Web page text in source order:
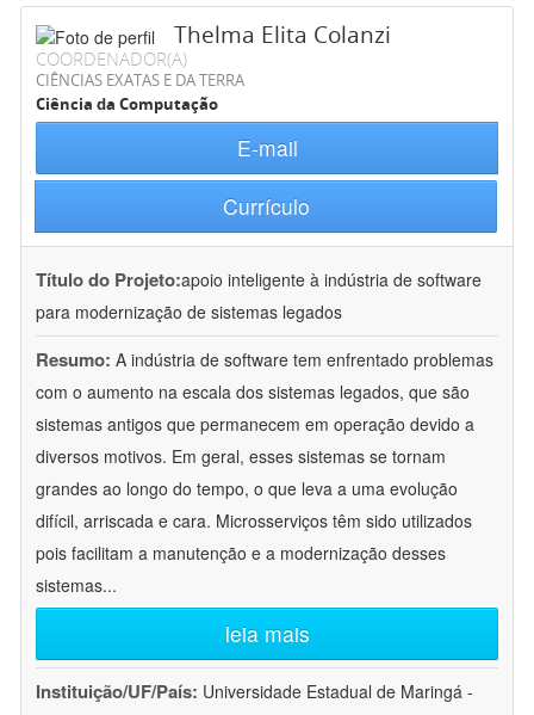
Thelma Elita Colanzi
COORDENADOR(A)
CIÊNCIAS EXATAS E DA TERRA
Ciência da Computação
E-mail
Currículo
Título do Projeto:apoio inteligente à indústria de software
para modernização de sistemas legados
Resumo: A indústria de software tem enfrentado problemas
com o aumento na escala dos sistemas legados, que são
sistemas antigos que permanecem em operação devido a
diversos motivos. Em geral, esses sistemas se tornam
grandes ao longo do tempo, o que leva a uma evolução
difícil, arriscada e cara. Microsserviços têm sido utilizados
pois facilitam a manutenção e a modernização desses
sistemas...
leia mais
Instituição/UF/País: Universidade Estadual de Maringá -